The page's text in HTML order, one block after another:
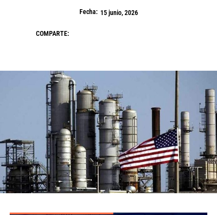
Fecha: 15 junio, 2026
COMPARTE: